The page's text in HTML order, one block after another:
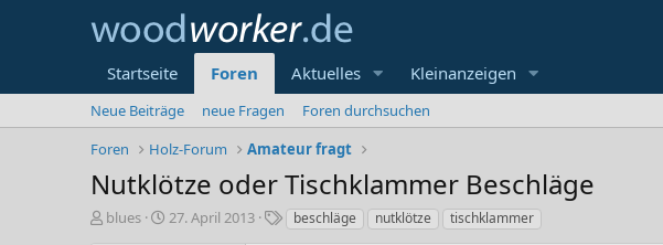
Startseite Foren Aktuelles Kleinanzeigen
Neue Beiträge neue Fragen
Foren durchsuchen
Foren
Holz-Forum Amateur fragt
Nutklötze oder Tischklammer Beschläge
E
blues
E
27. April 2013
Sbeschläge nutklötze tischklammer